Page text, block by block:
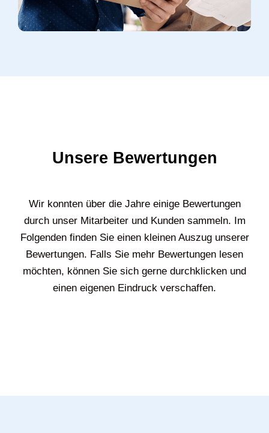
Unsere Bewertungen
Wir konnten über die Jahre einige Bewertungen
durch unser Mitarbeiter und Kunden sammeln. Im
Folgenden finden Sie einen kleinen Auszug unserer
Bewertungen. Falls Sie mehr Bewertungen lesen
möchten, können Sie sich gerne durchklicken und
einen eigenen Eindruck verschaffen.